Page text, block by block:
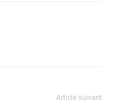
Article suivant